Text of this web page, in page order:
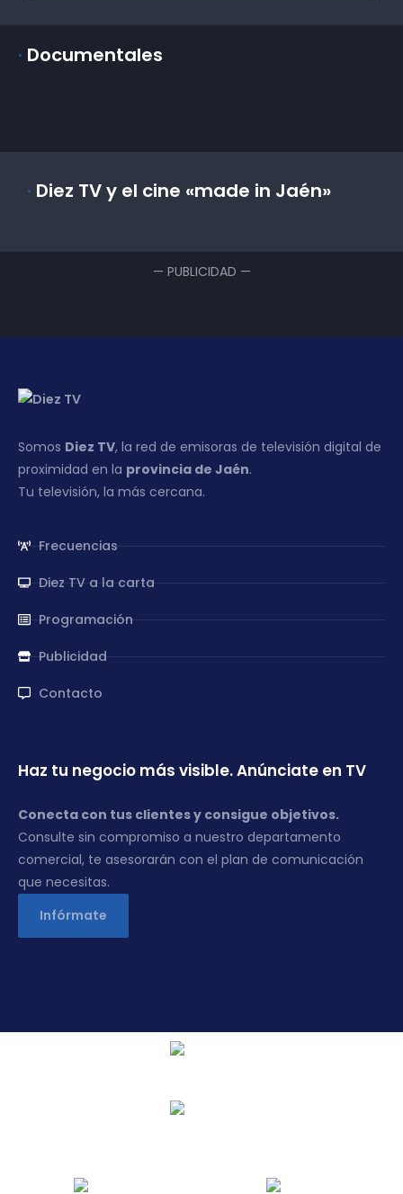
· Documentales
· Diez TV y el cine «made in Jaén»
— PUBLICIDAD —
Somos Diez TV, la red de emisoras de televisión digital de
proximidad en la provincia de Jaén.
Tu televisión, la más cercana.
Frecuencias
Diez TV a la carta
Programación
Publicidad
Contacto
Haz tu negocio más visible. Anúnciate en TV
Conecta con tus clientes y consigue objetivos.
Consulte sin compromiso a nuestro departamento
comercial, te asesorarán con el plan de comunicación
que necesitas.
Infórmate